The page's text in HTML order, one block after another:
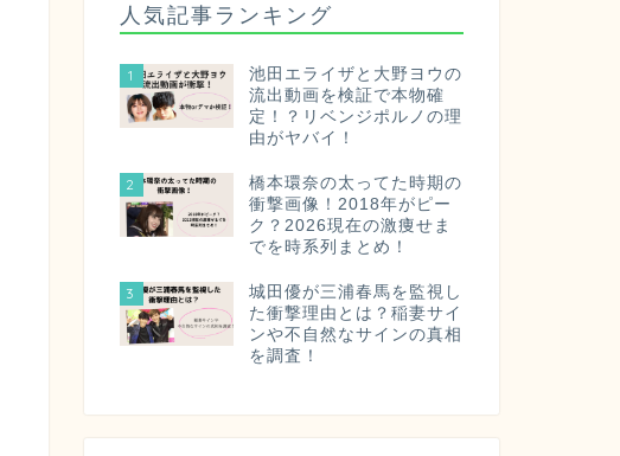
人気記事ランキング
1
池田エライザと大野ヨウの
流出動画を検証で本物確
定！？リベンジポルノの理
由がヤバイ！
2
橋本環奈の太ってた時期の
衝撃画像！2018年がピー
ク？2026現在の激痩せま
でを時系列まとめ！
3
城田優が三浦春馬を監視し
た衝撃理由とは？稲妻サイ
ンや不自然なサインの真相
を調査！